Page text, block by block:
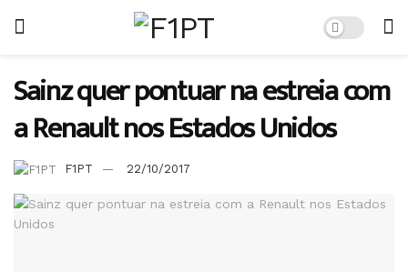
Sainz quer pontuar na estreia com
a Renault nos Estados Unidos
F1PT 22/10/2017